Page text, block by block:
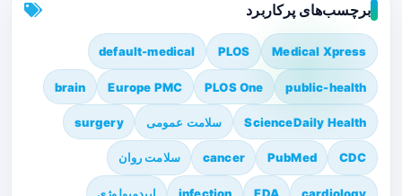
برچسب‌های پرکاربرد
Medical Xpress
PLOS
default-medical
public-health
PLOS One
Europe PMC
brain
ScienceDaily Health سلامت عمومی surgery
CDC
PubMed
cancer سلامت روان